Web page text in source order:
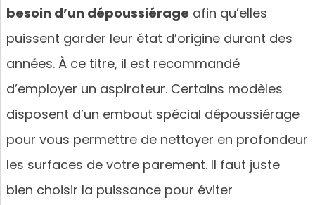
besoin d’un dépoussiérage afin qu’elles
puissent garder leur état d’origine durant des
années. À ce titre, il est recommandé
d’employer un aspirateur. Certains modèles
disposent d’un embout spécial dépoussiérage
pour vous permettre de nettoyer en profondeur
les surfaces de votre parement. Il faut juste
bien choisir la puissance pour éviter